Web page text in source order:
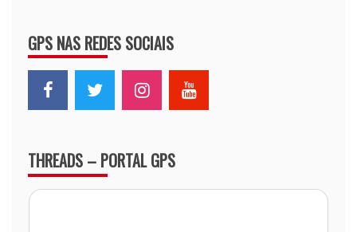
GPS NAS REDES SOCIAIS
THREADS – PORTAL GPS